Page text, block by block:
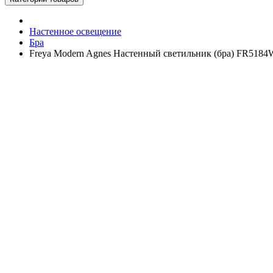
Настенное освещение
Бра
Freya Modern Agnes Настенный светильник (бра)